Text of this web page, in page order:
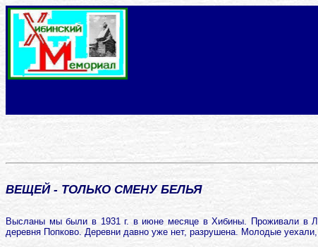
ВЕЩЕЙ - ТОЛЬКО СМЕНУ БЕЛЬЯ
Высланы мы были в 1931 г. в июне месяце в Хибины. Проживали в
деревня Попково. Деревни давно уже нет, разрушена. Молодые